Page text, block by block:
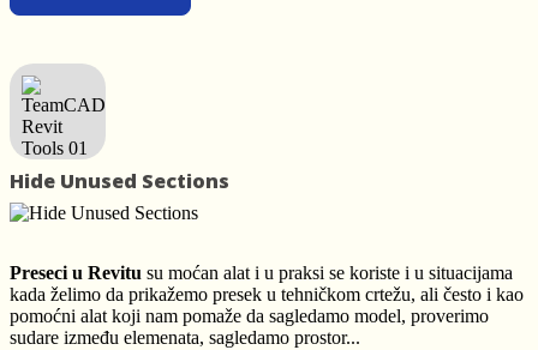
Hide Unused Sections
Preseci u Revitu su moćan alat i u praksi se koriste i u situacijama
kada želimo da prikažemo presek u tehničkom crtežu, ali često i kao
pomoćni alat koji nam pomaže da sagledamo model, proverimo
sudare između elemenata, sagledamo prostor...